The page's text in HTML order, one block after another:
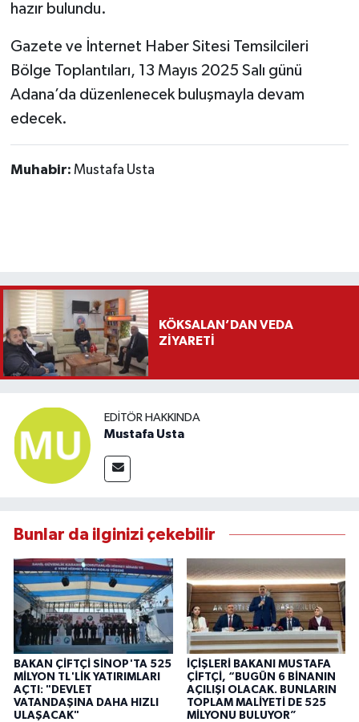
hazır bulundu.
Gazete ve İnternet Haber Sitesi Temsilcileri
Bölge Toplantıları, 13 Mayıs 2025 Salı günü
Adana’da düzenlenecek buluşmayla devam
edecek.
Muhabir: Mustafa Usta
KÖKSALAN’DAN VEDA
ZİYARETİ
EDITÖR HAKKINDA
Mustafa Usta
Bunlar da ilginizi çekebilir
BAKAN ÇİFTÇİ SİNOP'TA 525
MİLYON TL'LİK YATIRIMLARI
AÇTI: "DEVLET
VATANDAŞINA DAHA HIZLI
ULAŞACAK"
İÇİŞLERİ BAKANI MUSTAFA
ÇİFTÇİ, “BUGÜN 6 BİNANIN
AÇILIŞI OLACAK. BUNLARIN
TOPLAM MALİYETİ DE 525
MİLYONU BULUYOR”